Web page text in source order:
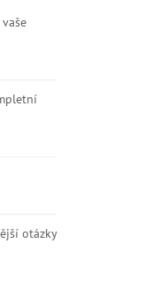
otázky